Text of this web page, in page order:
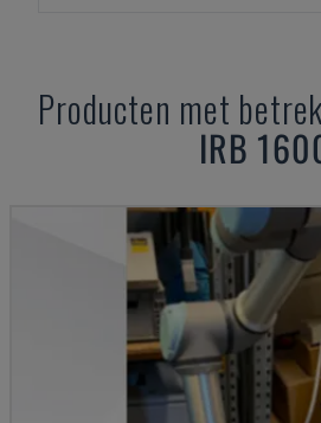
Producten met
IRB